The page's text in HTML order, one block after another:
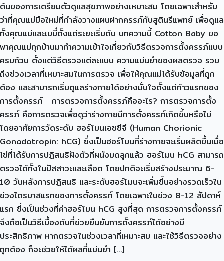
ต้นของการเตรียมตัวดูแลสุขภาพอย่างเหมาะสม โดยเฉพาะสำหรับ
ว่าที่คุณแม่มือใหม่ที่กำลังวางแผนฝากครรภ์กับสูตินรีแพทย์ เพื่อดูแล
ทั้งคุณแม่และเบบี๋ตั้งแต่ระยะเริ่มต้น บทความนี้ Cotton Baby ขอ
พาคุณแม่ทุกบ้านมาทำความเข้าใจเกี่ยวกับวิธีตรวจการตั้งครรภ์แบบ
ครบถ้วน ตั้งแต่วิธีตรวจแต่ละแบบ ความแม่นยำของผลตรวจ รวม
ถึงช่วงเวลาที่เหมาะสมในการตรวจ เพื่อให้คุณแม่ได้รับข้อมูลที่ถูก
ต้อง และสามารถเริ่มดูแลร่างกายได้อย่างมั่นใจตั้งแต่ก้าวแรกของ
การตั้งครรภ์ การตรวจการตั้งครรภ์คืออะไร? การตรวจการตั้ง
ครรภ์ คือการตรวจเพื่อดูว่าร่างกายมีการตั้งครรภ์เกิดขึ้นหรือไม่
โดยอาศัยการวัดระดับ ฮอร์โมนเอชซีจี (Human Chorionic
Gonadotropin: hCG) ซึ่งเป็นฮอร์โมนที่ร่างกายจะเริ่มผลิตขึ้นเมื่อ
ไข่ที่ได้รับการปฏิสนธิฝังตัวที่ผนังมดลูกแล้ว ฮอร์โมน hCG สามารถ
ตรวจได้ทั้งในปัสสาวะและเลือด โดยปกติจะเริ่มสร้างประมาณ 6-
10 วันหลังการปฏิสนธิ และระดับฮอร์โมนจะเพิ่มขึ้นอย่างรวดเร็วใน
ช่วงไตรมาสแรกของการตั้งครรภ์ โดยเฉพาะในช่วง 8-12 สัปดาห์
แรก ซึ่งเป็นช่วงที่ค่าฮอร์โมน hCG สูงที่สุด การตรวจการตั้งครรภ์
จึงถือเป็นวิธีเบื้องต้นที่ช่วยยืนยันการตั้งครรภ์ได้อย่างมี
ประสิทธิภาพ หากตรวจในช่วงเวลาที่เหมาะสม และใช้วิธีตรวจอย่าง
ถูกต้อง ก็จะช่วยให้ได้ผลที่แม่นยำ […]